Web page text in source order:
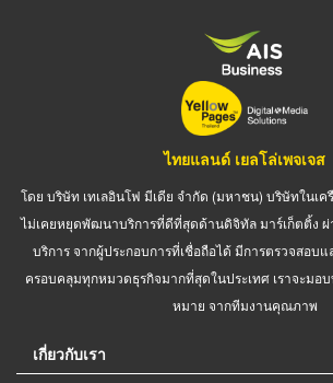
ไทยแลนด์ เยลโล่เพจเจส
โดย บริษัท เทเลอินโฟ มีเดีย จำกัด (มหาชน) บริษัทในเค
ไม่เคยหยุดพัฒนาบริการที่ดีที่สุดด้านดิจิทัล มาร์เก็ตติ้ง
บริการ จากผู้ประกอบการที่เชื่อถือได้ มีการตรวจสอบ
ครอบคลุมทุกหมวดธุรกิจมากที่สุดในประเทศ เราจะมอ
หมาย จากทีมงานคุณภาพ
เกี่ยวกับเรา